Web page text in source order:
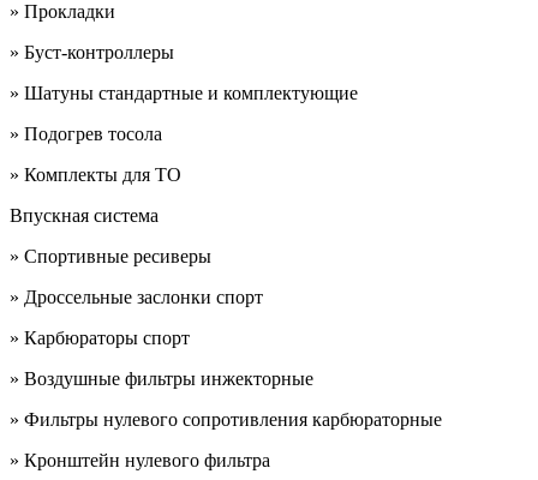
» Прокладки
» Буст-контроллеры
» Шатуны стандартные и комплектующие
» Подогрев тосола
» Комплекты для ТО
Впускная система
» Спортивные ресиверы
» Дроссельные заслонки спорт
» Карбюраторы спорт
» Воздушные фильтры инжекторные
» Фильтры нулевого сопротивления карбюраторные
» Кронштейн нулевого фильтра